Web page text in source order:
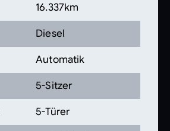
16.337km
Diesel
Automatik
5-Sitzer
5-Türer